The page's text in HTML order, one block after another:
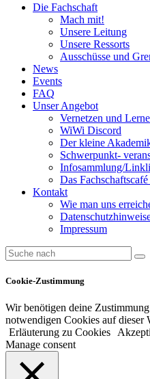
Die Fachschaft
Mach mit!
Unsere Leitung
Unsere Ressorts
Ausschüsse und
News
Events
FAQ
Unser Angebot
Vernetzen und
WiWi Discord
Der kleine
Schwerpunkt-
Infosammlung/
Das
Kontakt
Wie man uns
Impressum
Cookie-Zustimmung
Wir benötigen deine
notwendigen Cookies auf dieser
Erläuterung zu Cookies
Manage consent